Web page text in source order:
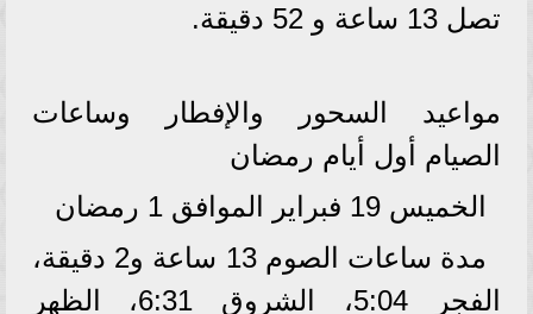
تصل 13 ساعة و 52 دقيقة.
مواعيد السحور والإفطار وساعات
الصيام أول أيام رمضان
الخميس 19 فبراير الموافق 1 رمضان
مدة ساعات الصوم 13 ساعة و2 دقيقة،
الفجر 5:04، الشروق 6:31، الظهر